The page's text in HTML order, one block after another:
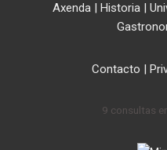
Axenda| Historia|
Contacto |
9 consultas